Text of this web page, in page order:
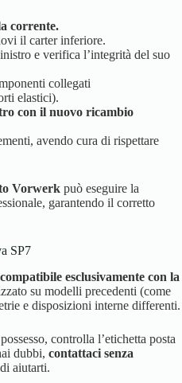
corrente.
il carter inferiore.
e verifica l’integrità del suo
collegati
elastici).
con il nuovo ricambio
avendo cura di rispettare
Vorwerk può eseguire la
garantendo il corretto
SP7
esclusivamente con la
su modelli precedenti (come
e disposizioni interne differenti.
controlla l’etichetta posta
dubbi, contattaci senza
aiutarti.